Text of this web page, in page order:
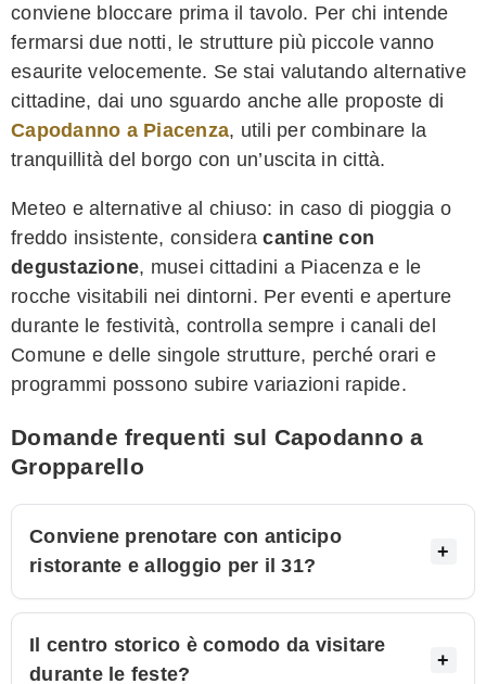
conviene bloccare prima il tavolo. Per chi intende
fermarsi due notti, le strutture più piccole vanno
esaurite velocemente. Se stai valutando alternative
cittadine, dai uno sguardo anche alle proposte di
Capodanno a Piacenza, utili per combinare la
tranquillità del borgo con un’uscita in città.
Meteo e alternative al chiuso: in caso di pioggia o
freddo insistente, consideracantine con
degustazione, musei cittadini a Piacenza e le
rocche visitabili nei dintorni. Per eventi e aperture
durante le festività, controlla sempre i canali del
Comune e delle singole strutture, perché orari e
programmi possono subire variazioni rapide.
Domande frequenti sul Capodanno a
Gropparello
Conviene prenotare con anticipo
ristorante e alloggio per il 31?
Il centro storico è comodo da visitare
durante le feste?